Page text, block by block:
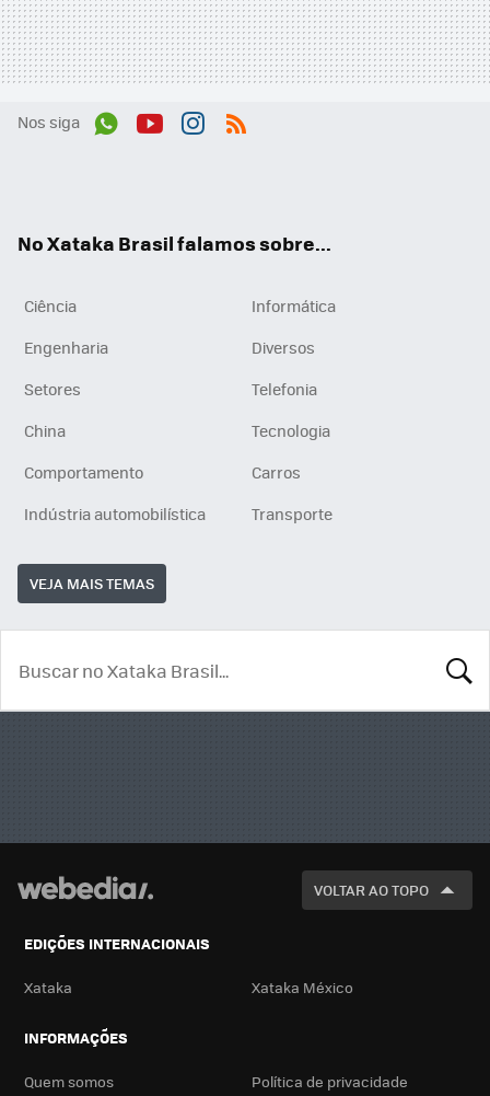
Nos siga
No Xataka Brasil falamos sobre...
Ciência
Informática
Engenharia
Diversos
Setores
Telefonia
China
Tecnologia
Comportamento
Carros
Indústria automobilística
Transporte
VEJA MAIS TEMAS
VOLTAR AO TOPO
EDIÇÕES INTERNACIONAIS
Xataka Xataka México
INFORMAÇÕES
Quem somos Política de privacidade